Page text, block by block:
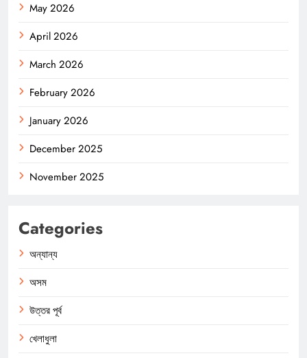
May 2026
April 2026
March 2026
February 2026
January 2026
December 2025
November 2025
Categories
অন্যান্য
অসম
উত্তর পূর্ব
খেলাধুলা